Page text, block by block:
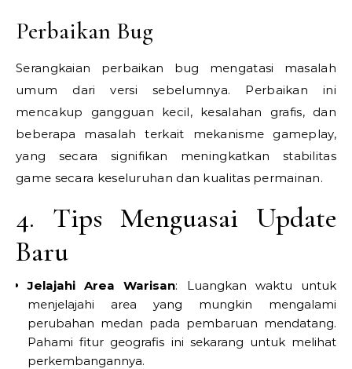
Perbaikan Bug
Serangkaian perbaikan bug mengatasi masalah
umum dari versi sebelumnya. Perbaikan ini
mencakup gangguan kecil, kesalahan grafis, dan
beberapa masalah terkait mekanisme gameplay,
yang secara signifikan meningkatkan stabilitas
game secara keseluruhan dan kualitas permainan.
4. Tips Menguasai Update
Baru
Jelajahi Area Warisan: Luangkan waktu untuk
menjelajahi area yang mungkin mengalami
perubahan medan pada pembaruan mendatang.
Pahami fitur geografis ini sekarang untuk melihat
perkembangannya.